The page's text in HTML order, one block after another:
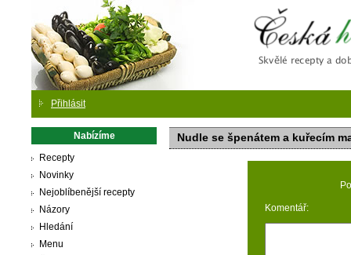
Přihlásit
Nabízíme
Recepty
Novinky
Nejoblíbenější recepty
Názory
Hledání
Menu
Nudle se špenátem a kuřecím
Komentář: